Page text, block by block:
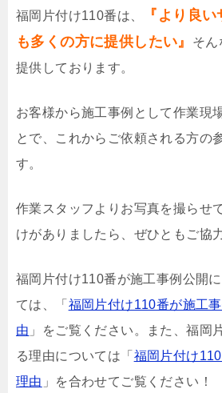
福岡片付け110番は、
『より良
も多くの方に提供したい』
そん
提供しております。
お客様から施工事例として作業現
とで、これからご依頼される方の
す。
作業スタッフよりお写真を撮らせ
けがありましたら、ぜひともご協
福岡片付け110番が施工事例公開
ては、「 福岡片付け110番が施工
由 」をご覧ください。また、福岡
る理由については「 福岡片付け
理由 」を合わせてご覧ください！